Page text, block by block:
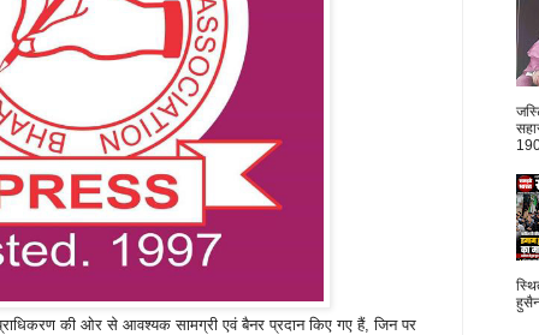
की ओर से आवश्यक सामग्री एवं बैनर प्रदान किए गए हैं, जिन पर